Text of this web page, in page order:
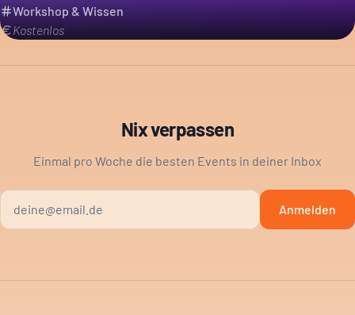
Workshop & Wissen
Kostenlos
Nix verpassen
Einmal pro Woche die besten Events in deiner Inbox
Anmelden